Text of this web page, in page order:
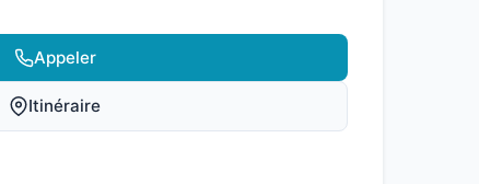
Appeler
Itinéraire